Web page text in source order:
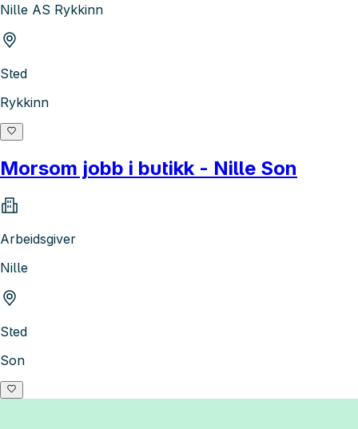
Nille AS Rykkinn
Sted
Rykkinn
Morsom jobb i butikk - Nille Son
Arbeidsgiver
Nille
Sted
Son